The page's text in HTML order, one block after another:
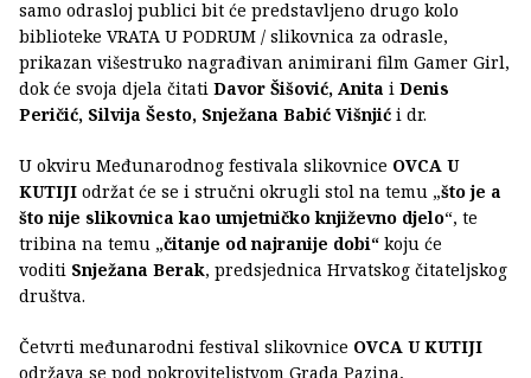
samo odrasloj publici bit će predstavljeno drugo kolo
biblioteke VRATA U PODRUM / slikovnica za odrasle,
prikazan višestruko nagrađivan animirani film Gamer Girl,
dok će svoja djela čitati Davor Šišović, Anita i Denis
Peričić, Silvija Šesto, Snježana Babić Višnjić i dr.
U okviru Međunarodnog festivala slikovnice OVCA U
KUTIJI održat će se i stručni okrugli stol na temu „što je a
što nije slikovnica kao umjetničko književno djelo“, te
tribina na temu „čitanje od najranije dobi“ koju će
voditi Snježana Berak, predsjednica Hrvatskog čitateljskog
društva.
Četvrti međunarodni festival slikovnice OVCA U KUTIJI
održava se pod pokroviteljstvom Grada Pazina,